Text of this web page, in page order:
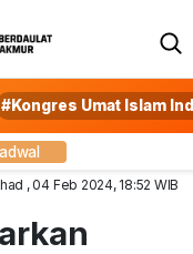
#Kongres Umat Islam
, 04 Feb 2024, 18:52 WIB